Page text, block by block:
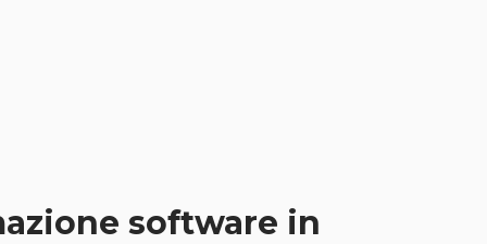
software in